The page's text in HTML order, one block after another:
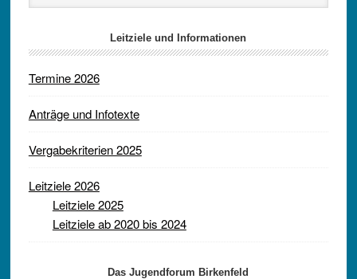
Leitziele und Informationen
Termine 2026
Anträge und Infotexte
Vergabekriterien 2025
Leitziele 2026
Leitziele 2025
Leitziele ab 2020 bis 2024
Das Jugendforum Birkenfeld